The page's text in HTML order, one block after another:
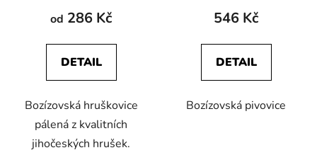
produktu
5,0
z
hvězdiček.
od 286 Kč
DETAIL
Bozízovská hruškovice
pálená z kvalitních
jihočeských hrušek.
546 Kč
DETAIL
Bozízovská pivovice